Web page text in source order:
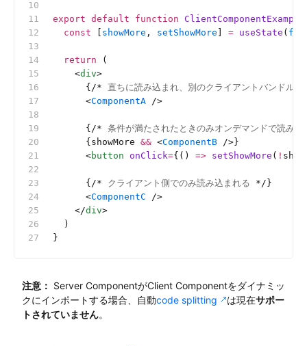
export default function ClientComponentExample
  const
showMore , setShowMore = useState (
  return
(
    <
div>
      {
/* 直ちに読み込まれ、別のクライアントバンドル
      <
ComponentA />
      {
/* 条件が満たされたときのみオンデマンドで読み
      {showMore
&& <ComponentB />}
      <
button onClick={() => setShowMore ( !
      {
/* クライアント側でのみ読み込まれる */ }
      <
ComponentC />
    </
div>
  )
}
注意： Server ComponentがClient Componentをダイナミッ
クにインポートする場合、自動code splitting は現在サポー
トされていません。